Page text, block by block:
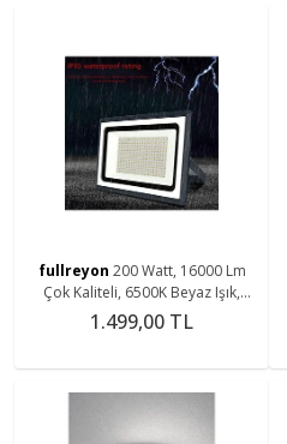
fullreyon 200 Watt, 16000 Lm
Çok Kaliteli, 6500K Beyaz Işık,
Elektrikle Çalışır İç - Dış Mekan Led
Projektör
1.499,00 TL